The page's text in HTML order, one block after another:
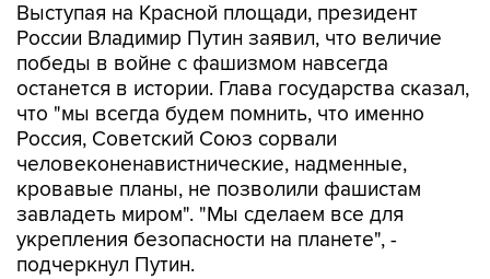
Выступая на Красной площади, президент
России Владимир Путин заявил, что величие
победы в войне с фашизмом навсегда
останется в истории. Глава государства сказал,
что "мы всегда будем помнить, что именно
Россия, Советский Союз сорвали
человеконенавистнические, надменные,
кровавые планы, не позволили фашистам
завладеть миром". "Мы сделаем все для
укрепления безопасности на планете", -
подчеркнул Путин.